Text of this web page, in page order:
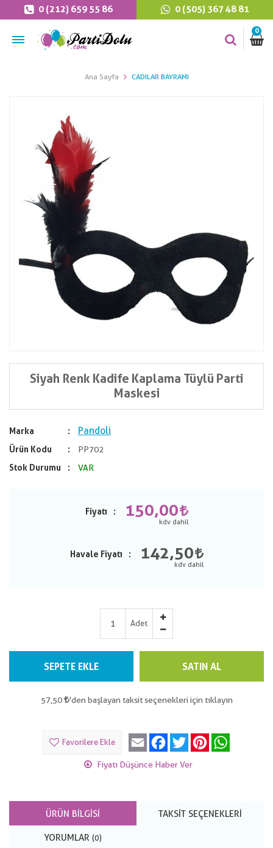
0 (212) 659 55 86 0 (505) 367 48 81
0
Ana Sayfa CADILAR BAYRAMI
Siyah Renk Kadife Kaplama Tüylü Parti
Maskesi
Marka Pandoli
Ürün Kodu
PP702
Stok Durumu
VAR
Fiyatı 150,00
Havale Fiyatı 142,50
Adet
SEPETE EKLE SATIN AL
57,50 'den başlayan taksit seçenekleri için tıklayın
Favorilere Ekle Email Facebook
Twitter Pinterest
Fiyatı Düşünce Haber Ver
ÜRÜN BILGISI TAKSIT SEÇENEKLERI
YORUMLAR (0)